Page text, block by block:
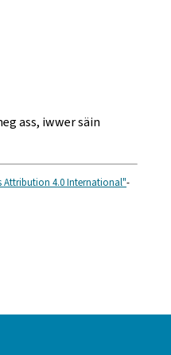
ass, iwwer säin
Attribution 4.0 International"-